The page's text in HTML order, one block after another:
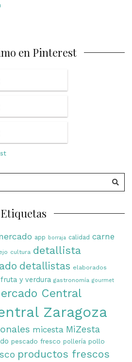
en Pinterest
Etiquetas
app borraja calidad carne
cultura detallista
detallistas elaborados
fruta y verdura gastronomía gourmet
Central
Zaragoza
micesta MiZesta
pescado fresco pollería pollo
productos frescos